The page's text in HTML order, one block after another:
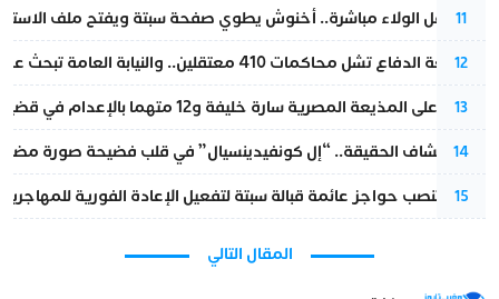
11
بعد حفل الولاء مباشرة.. أخنوش يطوي صفحة سبتة ويفتح ملف
12
مقاطعة الدفاع تشل محاكمات 410 معتقلين.. والنيابة العامة تبحث عن حل قانوني
13
الحكم على المذيعة المصرية سارة خليفة و12 متهما بالإعدام في قضية هزت بلاد الفراعنة
14
بعد انكشاف الحقيقة.. “إل كونفيدينسيال” في قلب فضيحة صورة
15
إسبانيا تنصب حواجز عائمة قبالة سبتة لتفعيل الإعادة الفورية للمهاجرين
المقال التالي